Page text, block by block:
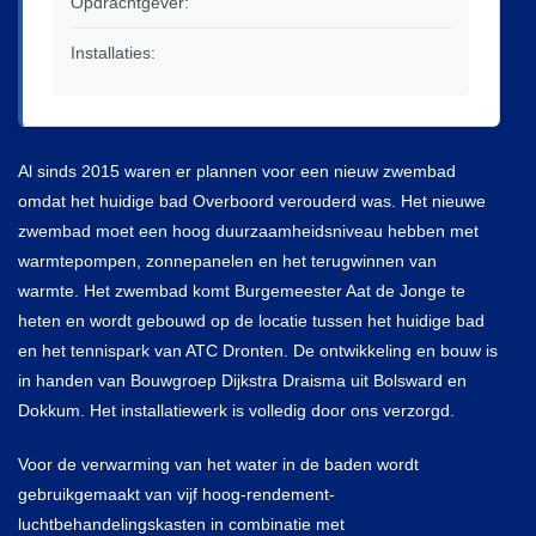
Inloggen
Installaties:
Al sinds 2015 waren er plannen voor een nieuw zwembad
omdat het huidige bad Overboord verouderd was. Het nieuwe
zwembad moet een hoog duurzaamheidsniveau hebben met
warmtepompen, zonnepanelen en het terugwinnen van
warmte. Het zwembad komt Burgemeester Aat de Jonge te
heten en wordt gebouwd op de locatie tussen het huidige bad
en het tennispark van ATC Dronten. De ontwikkeling en bouw is
in handen van Bouwgroep Dijkstra Draisma uit Bolsward en
Dokkum. Het installatiewerk is volledig door ons verzorgd.
Voor de verwarming van het water in de baden wordt
gebruikgemaakt van vijf hoog-rendement-
luchtbehandelingskasten in combinatie met